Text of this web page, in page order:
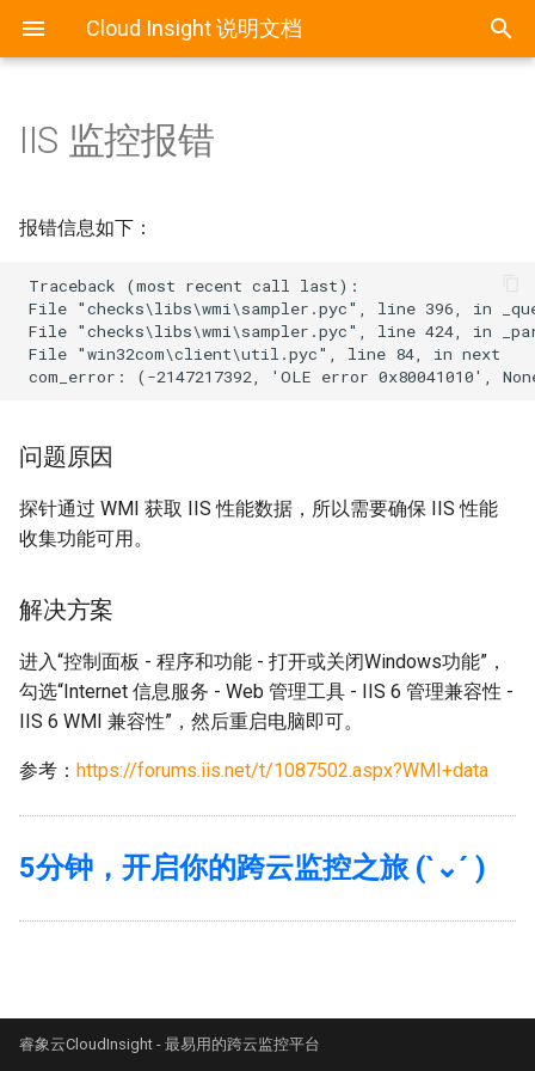
Cloud Insight 说明文档
Agent 配置文件
Agent 常用操作
RedHat / CentOS / Fedora 安
Debian / Ubuntu 安装
Amazon Linux 安装
Chef 安装
Puppet 安装
内网环境安装探针
Agent 操作与配置
阿里云集成
Ucloud
ActiveMQ
Apache
Bearychat
Cassandra
Couchbase
ElasticSearch
Gunicorn
HAProxy
Http
平台操作
拓扑/Hostmap
平台系统的数据指标详解
自定义仪表盘
平台服务仪表盘
自定义数据仪表盘
基于指标的报警
平台宕机报警
JMX 远程监控
状态页监控
授权监控
自定义 AgentCheck
最佳实践
常见问题
IIS 监控报错
报错信息如下：
Traceback (most recent call last):
File "checks\libs\wmi\sampler.pyc", line 396, in
File "checks\libs\wmi\sampler.pyc", line 424, in
File "win32com\client\util.pyc", line 84, in next
问题原因
探针通过 WMI 获取 IIS 性能数据，所以需要确保 IIS 性能
收集功能可用。
解决方案
进入“控制面板 - 程序和功能 - 打开或关闭Windows功能”，
勾选“Internet 信息服务 - Web 管理工具 - IIS 6 管理兼容性 -
IIS 6 WMI 兼容性”，然后重启电脑即可。
参考： https://forums.iis.net/t/1087502.aspx?WMI+data
5分钟，开启你的跨云监控之旅 (`⌄´ )
睿象云CloudInsight - 最易用的跨云监控平台